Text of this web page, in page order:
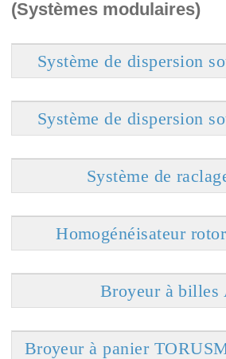
(Systèmes modulaires)
Système de dispersion
Système de dispersion
Système de
Homogénéisateur
Broyeur à billes
Broyeur à panier